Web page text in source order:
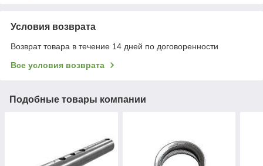
Условия возврата
Возврат товара в течение 14 дней по договоренности
Все условия возврата
Подобные товары компании